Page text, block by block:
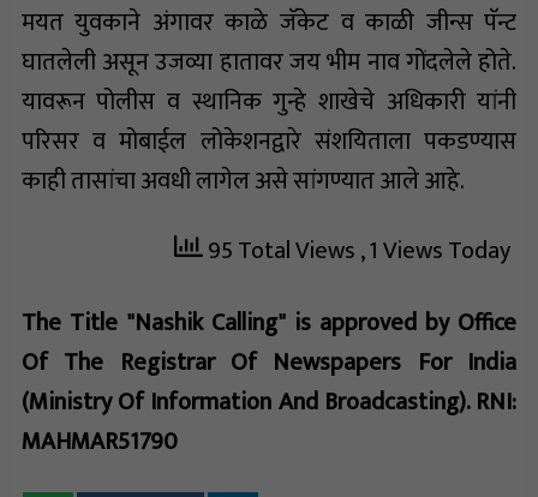
मयत युवकाने अंगावर काळे जॅकेट व काळी जीन्स पॅन्ट
घातलेली असून उजव्या हातावर जय भीम नाव गोंदलेले होते.
यावरून पोलीस व स्थानिक गुन्हे शाखेचे अधिकारी यांनी
परिसर व मोबाईल लोकेशनद्वारे संशयिताला पकडण्यास
काही तासांचा अवधी लागेल असे सांगण्यात आले आहे.
95 Total Views, 1 Views Today
The Title "Nashik Calling" is approved by Office
Of The Registrar Of Newspapers For India
(Ministry Of Information And Broadcasting). RNI:
MAHMAR51790